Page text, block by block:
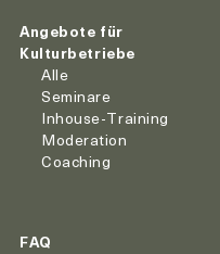
Angebote für
Kulturbetriebe
Alle
Seminare
Inhouse-Training
Moderation
Coaching
FAQ